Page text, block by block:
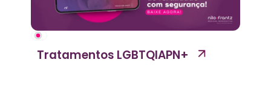
Tratamentos LGBTQIAPN+